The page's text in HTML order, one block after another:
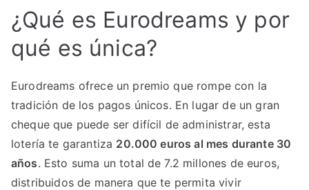
¿Qué es Eurodreams y por
qué es única?
Eurodreams ofrece un premio que rompe con la
tradición de los pagos únicos. En lugar de un gran
cheque que puede ser difícil de administrar, esta
lotería te garantiza 20.000 euros al mes durante 30
años. Esto suma un total de 7.2 millones de euros,
distribuidos de manera que te permita vivir